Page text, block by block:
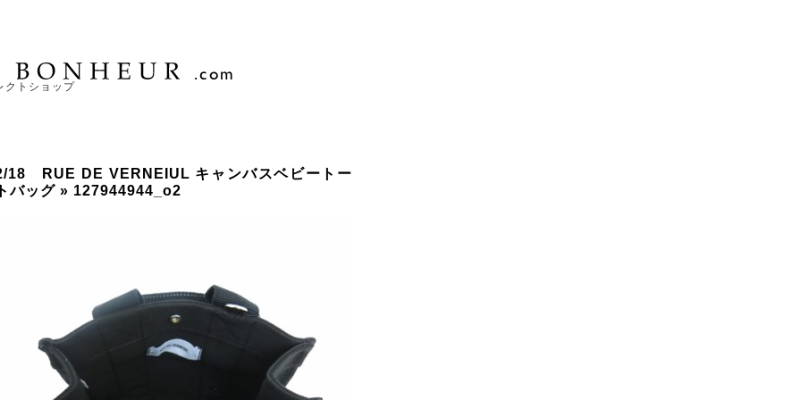
クトショップ
18 RUE DE VERNEIUL キャンバスベビートー
トバッグ » 127944944_o2